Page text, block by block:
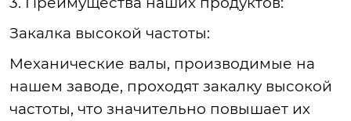
Закалка высокой частоты:
Механические валы, производимые на
нашем заводе, проходят закалку высокой
частоты, что значительно повышает их